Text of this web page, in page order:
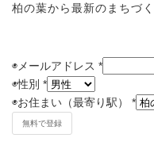
柏の葉から最新のまちづ
◉メールアドレス *
◉性別 *
◉お住まい（最寄り駅） *